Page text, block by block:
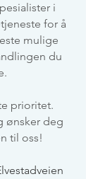
i
for å
mulige
du
prioritet.
ønsker deg
til oss!